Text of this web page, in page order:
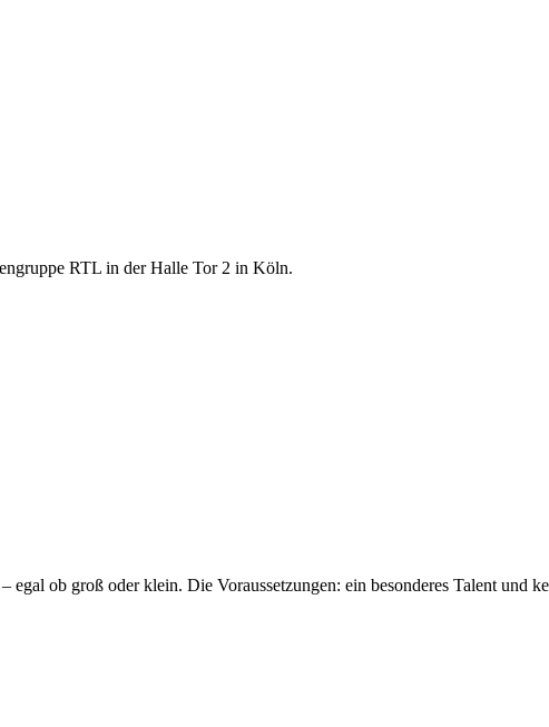
RTL in der Halle Tor 2 in Köln.
ob groß oder klein. Die Voraussetzungen: ein besonderes Talent und